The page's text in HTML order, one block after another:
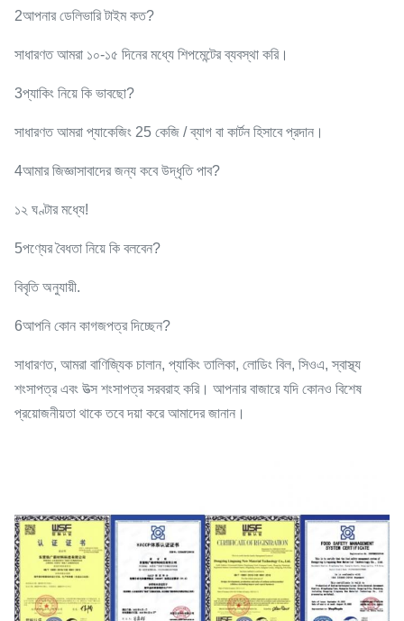
2আপনার ডেলিভারি টাইম কত?
সাধারণত আমরা ১০-১৫ দিনের মধ্যে শিপমেন্টের ব্যবস্থা করি।
3প্যাকিং নিয়ে কি ভাবছো?
সাধারণত আমরা প্যাকেজিং 25 কেজি / ব্যাগ বা কার্টন হিসাবে প্রদান।
4আমার জিজ্ঞাসাবাদের জন্য কবে উদ্ধৃতি পাব?
১২ ঘণ্টার মধ্যে!
5পণ্যের বৈধতা নিয়ে কি বলবেন?
বিবৃতি অনুযায়ী.
6আপনি কোন কাগজপত্র দিচ্ছেন?
সাধারণত, আমরা বাণিজ্যিক চালান, প্যাকিং তালিকা, লোডিং বিল, সিওএ, স্বাস্থ্য
শংসাপত্র এবং উত্স শংসাপত্র সরবরাহ করি। আপনার বাজারে যদি কোনও বিশেষ
প্রয়োজনীয়তা থাকে তবে দয়া করে আমাদের জানান।